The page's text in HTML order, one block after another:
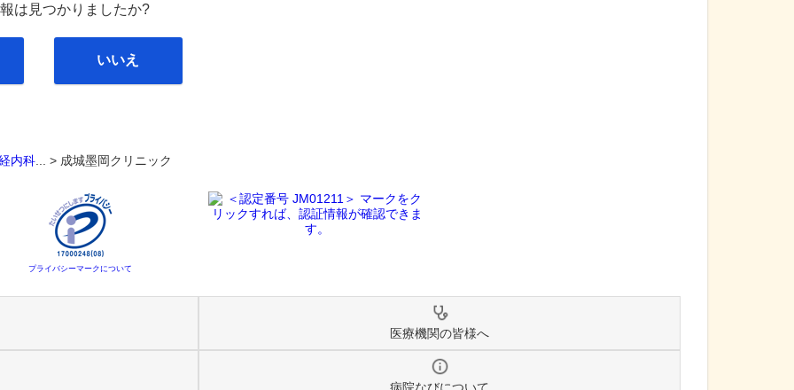
は見つかりましたか?
いいえ
内科 ... > 成城墨岡クリニック
プライバシーマークについて
医療機関の皆様へ
病院なびについて